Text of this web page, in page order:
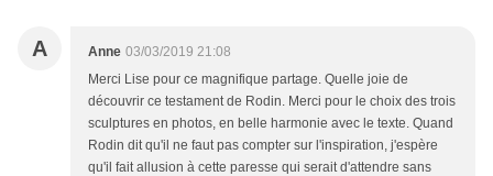
A Anne 03/03/2019 21:08
Merci Lise pour ce magnifique partage. Quelle joie de
découvrir ce testament de Rodin. Merci pour le choix des trois
sculptures en photos, en belle harmonie avec le texte. Quand
Rodin dit qu'il ne faut pas compter sur l'inspiration, j'espère
qu'il fait allusion à cette paresse qui serait d'attendre sans